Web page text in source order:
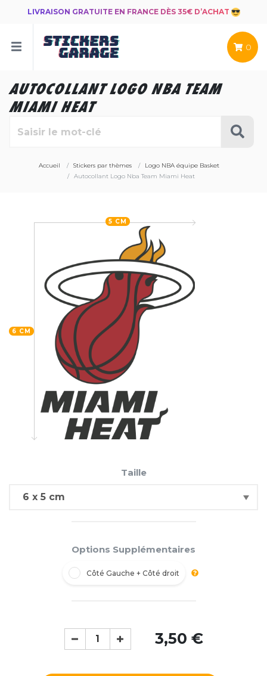
LIVRAISON GRATUITE EN FRANCE DÈS 35€ D’ACHAT
0
AUTOCOLLANT LOGO NBA TEAM
MIAMI HEAT
Accueil Stickers par thèmes
Logo NBA équipe Basket
Autocollant Logo Nba Team Miami Heat
6 CM
5 CM
Taille
Options Supplémentaires
Côté Gauche + Côté droit
3,50 €